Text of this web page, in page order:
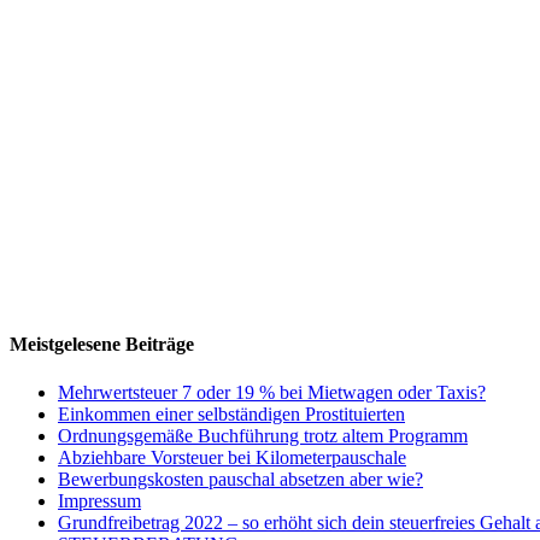
Meistgelesene Beiträge
Mehrwertsteuer 7 oder 19 % bei Mietwagen oder Taxis?
Einkommen einer selbständigen Prostituierten
Ordnungsgemäße Buchführung trotz altem Programm
Abziehbare Vorsteuer bei Kilometerpauschale
Bewerbungskosten pauschal absetzen aber wie?
Impressum
Grundfreibetrag 2022 – so erhöht sich dein steuerfreies Gehalt